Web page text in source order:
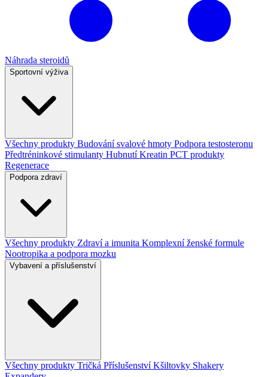
Náhrada steroidů
Sportovní výživa
Všechny produkty Budování svalové hmoty Podpora testosteronu
Předtréninkové stimulanty HubnutíKreatin PCT produkty
Regenerace
Podpora zdraví
Všechny produkty Zdraví a imunita Komplexní ženské formule
Nootropika a podpora mozku
Vybavení a příslušenství
Všechny produkty Tričká PříslušenstvíKšiltovky Shakery